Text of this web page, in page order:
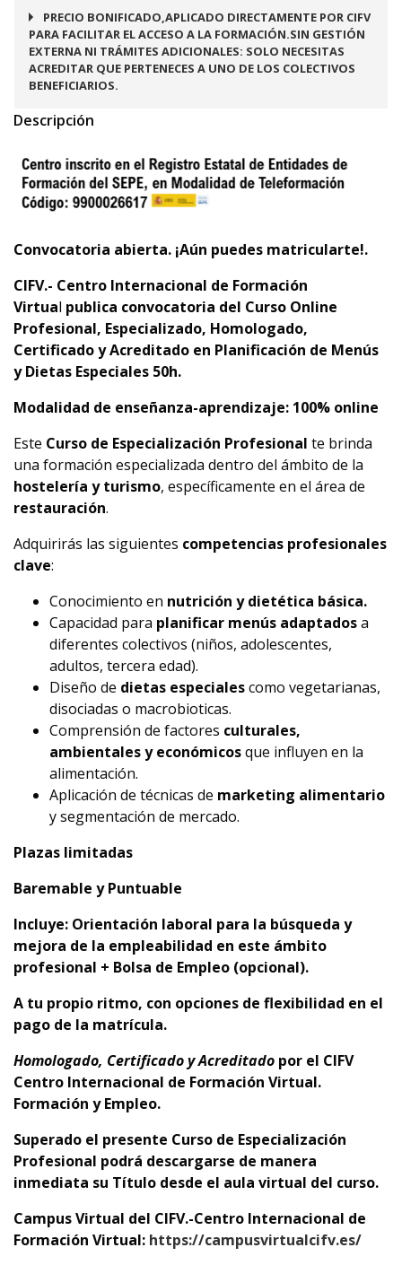
PRECIO BONIFICADO,APLICADO DIRECTAMENTE POR CIFV
PARA FACILITAR EL ACCESO A LA FORMACIÓN.SIN GESTIÓN
EXTERNA NI TRÁMITES ADICIONALES: SOLO NECESITAS
ACREDITAR QUE PERTENECES A UNO DE LOS COLECTIVOS
BENEFICIARIOS.
Descripción
Convocatoria abierta. ¡Aún puedes matricularte!.
CIFV.- Centro Internacional de Formación
Virtual publica convocatoria del Curso Online
Profesional, Especializado, Homologado,
Certificado y Acreditado en Planificación de Menús
y Dietas Especiales 50h.
Modalidad de enseñanza-aprendizaje: 100% online
Este Curso de Especialización Profesional te brinda
una formación especializada dentro del ámbito de la
hostelería y turismo, específicamente en el área de
restauración.
Adquirirás las siguientes competencias profesionales
clave:
Conocimiento en nutrición y dietética básica.
Capacidad para planificar menús adaptadosa
diferentes colectivos (niños, adolescentes,
adultos, tercera edad).
Diseño de dietas especialescomo vegetarianas,
disociadas o macrobioticas.
Comprensión de factores culturales,
ambientales y económicosque influyen en la
alimentación.
Aplicación de técnicas de marketing alimentario
y segmentación de mercado.
Plazas limitadas
Baremable y Puntuable
Incluye: Orientación laboral para la búsqueda y
mejora de la empleabilidad en este ámbito
profesional + Bolsa de Empleo (opcional).
A tu propio ritmo, con opciones de flexibilidad en el
pago de la matrícula.
Homologado, Certificado y Acreditado por el CIFV
Centro Internacional de Formación Virtual.
Formación y Empleo.
Superado el presente Curso de Especialización
Profesional podrá descargarse de manera
inmediata su Título desde el aula virtual del curso.
Campus Virtual del CIFV.-Centro Internacional de
Formación Virtual: https://campusvirtualcifv.es/